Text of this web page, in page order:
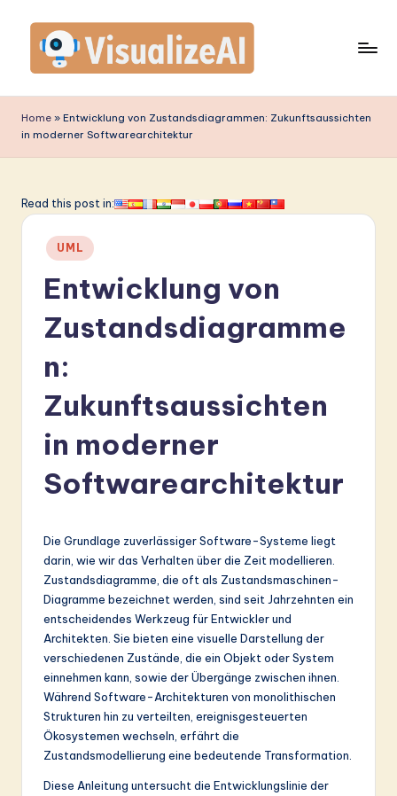
content
is
u
li
A
m
L
in
A
Home » Entwicklung von Zustandsdiagrammen: Zukunftsaussichten
in moderner Softwarearchitektur
Read this post in:
Posted
in
UML
Entwicklung von
Zustandsdiagramme
n:
Zukunftsaussichten
in moderner
Softwarearchitektur
Die Grundlage zuverlässiger Software-Systeme liegt
darin, wie wir das Verhalten über die Zeit modellieren.
Zustandsdiagramme, die oft als Zustandsmaschinen-
Diagramme bezeichnet werden, sind seit Jahrzehnten ein
entscheidendes Werkzeug für Entwickler und
Architekten. Sie bieten eine visuelle Darstellung der
verschiedenen Zustände, die ein Objekt oder System
einnehmen kann, sowie der Übergänge zwischen ihnen.
Während Software-Architekturen von monolithischen
Strukturen hin zu verteilten, ereignisgesteuerten
Ökosystemen wechseln, erfährt die
Zustandsmodellierung eine bedeutende Transformation.
Diese Anleitung untersucht die Entwicklungslinie der